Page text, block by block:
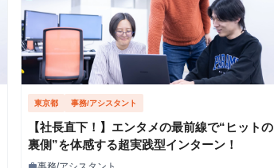
東京都 事務/アシスタント
【社長直下！】エンタメの最前線で“ヒットの
裏側”を体感する超実践型インターン！